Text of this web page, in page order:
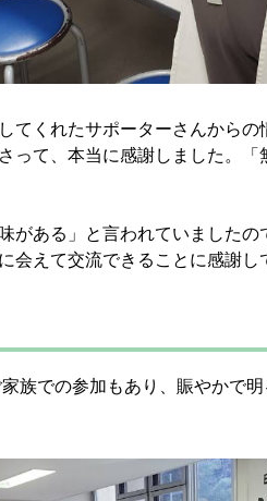
くれたサポーターさんから
って、本当に感謝しました。
がある」と言われていました
会えて交流できることに感謝し
族での参加もあり、賑やかで